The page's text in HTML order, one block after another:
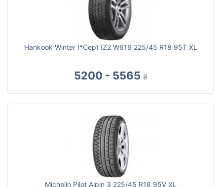
Hankook Winter I*Cept IZ2 W616 225/45 R18 95T XL
5200 - 5565 ₴
Michelin Pilot Alpin 3 225/45 R18 95V XL